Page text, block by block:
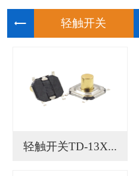
轻触开关
轻触开关TD-13X...